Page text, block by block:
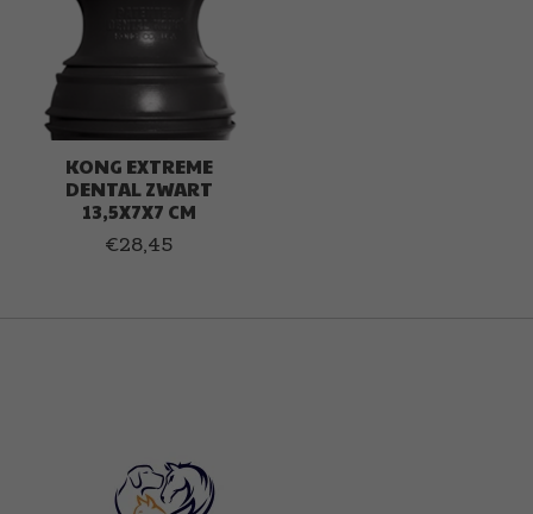
KONG EXTREME
DENTAL ZWART
13,5X7X7 CM
€28,45